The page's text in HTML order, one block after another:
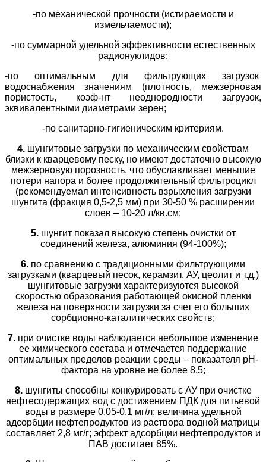
-по механической прочности (истираемости и
измельчаемости);
-по суммарной удельной эффективности естественных
радионуклидов;
-по оптимальным для фильтрующих загрузок
водоснабжения значениям (плотность, межзерновая
пористость, коэф-нт неоднородности загрузок,
эквивалентными диаметрами зерен;
-по санитарно-гигиеническим критериям.
4. шунгитовые загрузки по механическим свойствам
близки к кварцевому песку, но имеют достаточно высокую
межзерновую порозность, что обуславливает меньшие
потери напора и более продолжительный фильтроцикл
(рекомендуемая интенсивность взрыхления загрузки
шунгита (фракция 0,5-2,5 мм) при 30-50 % расширении
слоев – 10-20 л/кв.см;
5.шунгит показал высокую степень очистки от
соединений железа, алюминия (94-100%);
6. по сравнению с традиционными фильтрующими
загрузками (кварцевый песок, керамзит, АУ, цеолит и т.д.)
шунгитовые загрузки характеризуются высокой
скоростью образования работающей окисной пленки
железа на поверхности загрузки за счет его больших
сорбционно-каталитических свойств;
7. при очистке воды наблюдается небольшое изменение
ее химического состава и отмечается поддержание
оптимальных пределов реакции среды – показателя pH-
фактора на уровне не более 8,5;
8.шунгиты способны конкурировать с АУ при очистке
нефтесодержащих вод с достижением ПДК для питьевой
воды в размере 0,05-0,1 мг/л; величина удельной
адсорбции нефтепродуктов из раствора водной матрицы
составляет 2,8 мг/г; эффект адсорбции нефтепродуктов и
ПАВ достигает 85%.